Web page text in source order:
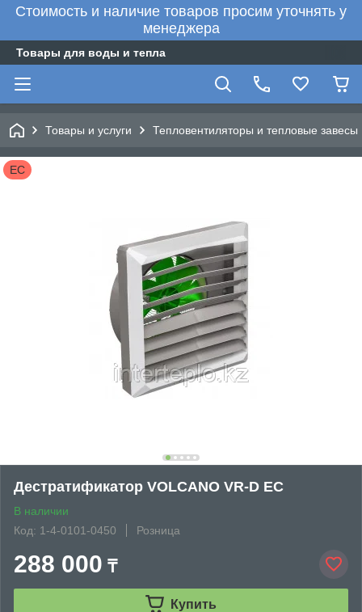
Стоимость и наличие товаров просим уточнять у
менеджера
Товары для воды и тепла
Товары и услуги Тепловентиляторы и тепловые завесы
EC
Дестратификатор VOLCANO VR-D EC
В наличии
Код: 1-4-0101-0450
Розница
288 000 ₸
Купить